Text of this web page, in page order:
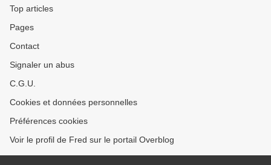
Top articles
Pages
Contact
Signaler un abus
C.G.U.
Cookies et données personnelles
Préférences cookies
Voir le profil de Fred sur le portail Overblog